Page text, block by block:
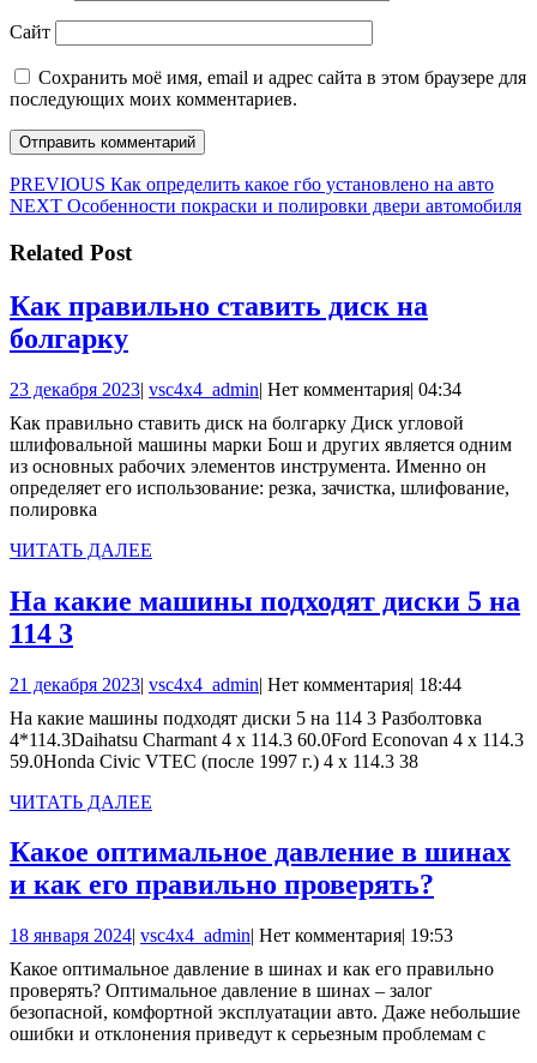
Сайт
Сохранить моё имя, email и адрес сайта в этом браузере для
последующих моих комментариев.
Навигация
по
записям
PREVIOUS Предыдущая
запись:
Как определить какое гбо установлено на авто
NEXT Следующая
Особенности покраски и полировки двери автомобиля
Related Post
Как правильно ставить диск на
болгаркуКак
ставить
диск
на
болгарку
23 декабря 202323
2023
| vsc4x4_adminvsc4x4_admin
| Нет комментария| 04:34
Как правильно ставить диск на болгарку Диск угловой
шлифовальной машины марки Бош и других является одним
из основных рабочих элементов инструмента. Именно он
определяет его использование: резка, зачистка, шлифование,
полировка
ЧИТАТЬ ДАЛЕЕ
На какие машины подходят диски 5 на
114 3На
машины
подходят
диски
5
114
3
21 декабря 202321
2023
| vsc4x4_adminvsc4x4_admin
| Нет комментария| 18:44
На какие машины подходят диски 5 на 114 3 Разболтовка
4*114.3Daihatsu Charmant 4 x 114.3 60.0Ford Econovan 4 x 114.3
59.0Honda Civic VTEC (после 1997 г.) 4 x 114.3 38
ЧИТАТЬ ДАЛЕЕ
Какое оптимальное давление в шинах
и как его правильно проверять?
в
шинах
и
18 января 202418
2024
| vsc4x4_adminvsc4x4_admin
| Нет комментария| 19:53
Какое оптимальное давление в шинах и как его правильно
проверять? Оптимальное давление в шинах – залог
безопасной, комфортной эксплуатации авто. Даже небольшие
ошибки и отклонения приведут к серьезным проблемам с